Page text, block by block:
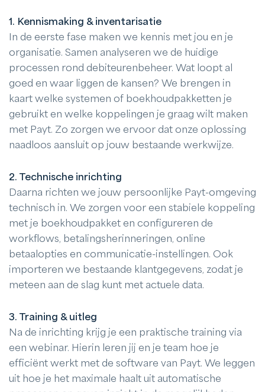
1. Kennismaking & inventarisatie
In de eerste fase maken we kennis met jou en je
organisatie. Samen analyseren we de huidige
processen rond debiteurenbeheer. Wat loopt al
goed en waar liggen de kansen? We brengen in
kaart welke systemen of boekhoudpakketten je
gebruikt en welke koppelingen je graag wilt maken
met Payt. Zo zorgen we ervoor dat onze oplossing
naadloos aansluit op jouw bestaande werkwijze.
2. Technische inrichting
Daarna richten we jouw persoonlijke Payt-omgeving
technisch in. We zorgen voor een stabiele koppeling
met je boekhoudpakket en configureren de
workflows, betalingsherinneringen, online
betaalopties en communicatie-instellingen. Ook
importeren we bestaande klantgegevens, zodat je
meteen aan de slag kunt met actuele data.
3. Training & uitleg
Na de inrichting krijg je een praktische training via
een webinar. Hierin leren jij en je team hoe je
efficiënt werkt met de software van Payt. We leggen
uit hoe je het maximale haalt uit automatische